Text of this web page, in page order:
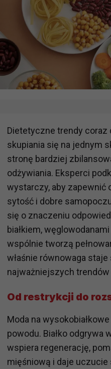
Dietetyczne trendy
skupiania się na jednym
stronę bardziej
odżywiania. Eksperci
wystarczy, aby zapewnić
sytość i dobre
się o znaczeniu
białkiem,
wspólnie tworzą
właśnie równowaga
najważniejszych
Od restrykcji do
Moda na
powodu. Białko odgrywa
wspiera regenerację,
mięśniową i daje